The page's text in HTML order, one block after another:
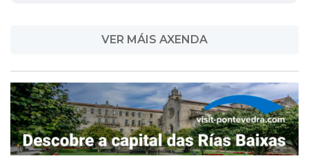
VER MÁIS AXENDA